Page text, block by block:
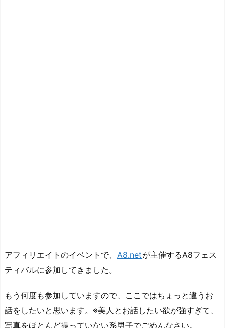
アフィリエイトのイベントで、 A8.netが主催するA8フェス
ティバルに参加してきました。
もう何度も参加していますので、ここではちょっと違うお
話をしたいと思います。※美人とお話したい欲が強すぎて、
写真をほとんど撮っていない系男子でごめんなさい。